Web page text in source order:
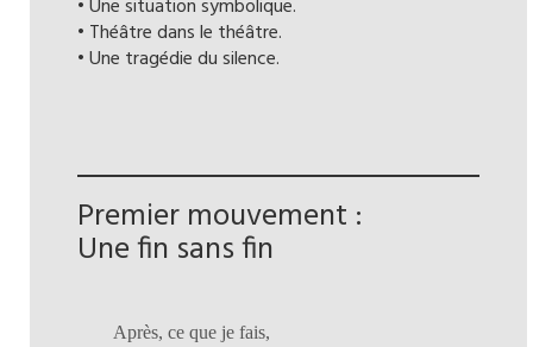
• Une situation symbolique.
• Théâtre dans le théâtre.
• Une tragédie du silence.
Premier mouvement :
Une fin sans fin
Après, ce que je fais,